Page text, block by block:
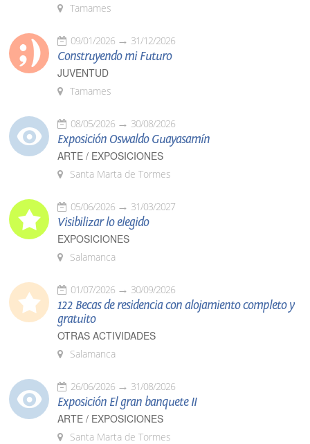
Tamames
09/01/2026 31/12/2026
Construyendo mi Futuro
JUVENTUD
Tamames
08/05/2026 30/08/2026
Exposición Oswaldo Guayasamín
ARTE / EXPOSICIONES
Santa Marta de Tormes
05/06/2026 31/03/2027
Visibilizar lo elegido
EXPOSICIONES
Salamanca
01/07/2026 30/09/2026
122 Becas de residencia con alojamiento completo y
gratuito
OTRAS ACTIVIDADES
Salamanca
26/06/2026 31/08/2026
Exposición El gran banquete II
ARTE / EXPOSICIONES
Santa Marta de Tormes